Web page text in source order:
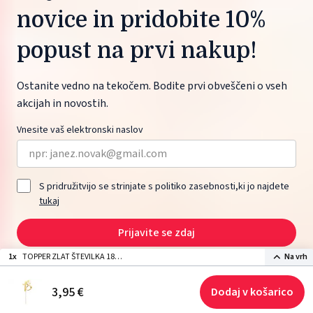
1x TOPPER ZLAT ŠTEVILKA 18
20,5cm
Na vrh
3,95€ Dodaj v košarico
novice in pridobite 10%
popust na prvi nakup!
Ostanite vedno na tekočem. Bodite prvi obveščeni o vseh
akcijah in novostih.
Vnesite vaš elektronski naslov
S pridružitvijo se strinjate s politiko zasebnosti,ki jo najdete
tukaj
Prijavite se zdaj
2026 © ŽITO maloprodaja d.o.o., Moskovska ulica 1, 1000 Ljubljana, Slovenia.